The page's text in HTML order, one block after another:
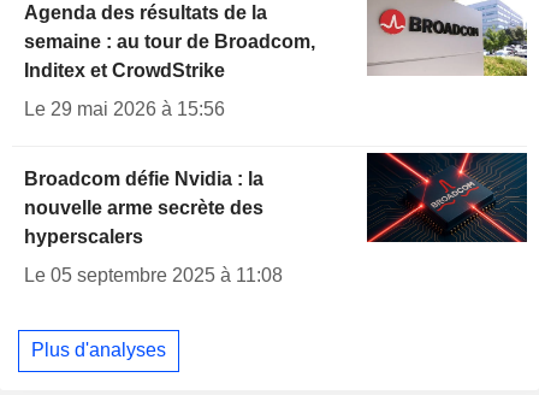
Agenda des résultats de la
semaine : au tour de Broadcom,
Inditex et CrowdStrike
Le 29 mai 2026 à 15:56
Broadcom défie Nvidia : la
nouvelle arme secrète des
hyperscalers
Le 05 septembre 2025 à 11:08
Plus d'analyses